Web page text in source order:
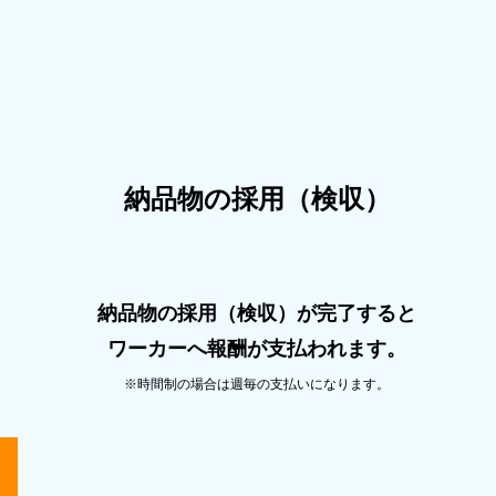
納品物の採⽤（検収）
納品物の採⽤（検収）が完了すると
ワーカーへ報酬が⽀払われます。
※時間制の場合は週毎の⽀払いになります。